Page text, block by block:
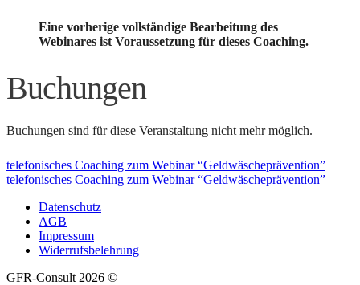
Eine vorherige vollständige Bearbeitung des
Webinares ist Voraussetzung für dieses Coaching.
Buchungen
Buchungen sind für diese Veranstaltung nicht mehr möglich.
telefonisches Coaching zum Webinar “Geldwäscheprävention”
telefonisches Coaching zum Webinar “Geldwäscheprävention”
Datenschutz
AGB
Impressum
Widerrufsbelehrung
GFR-Consult 2026 ©